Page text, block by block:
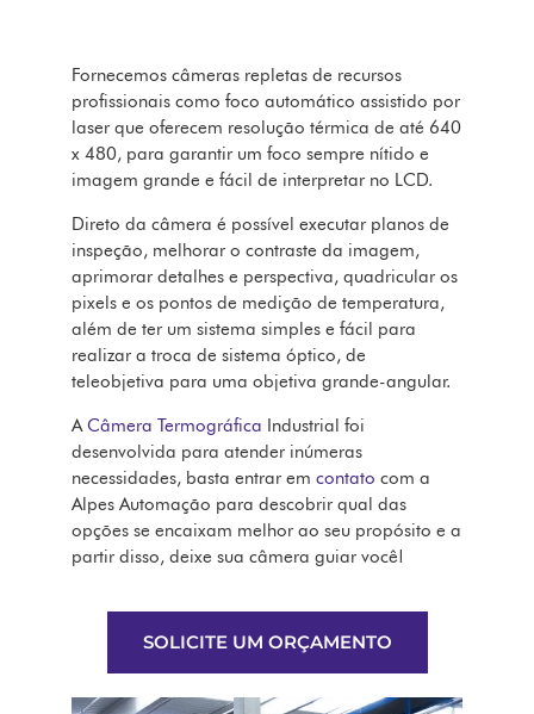
Fornecemos câmeras repletas de recursos
profissionais como foco automático assistido por
laser que oferecem resolução térmica de até 640
x 480, para garantir um foco sempre nítido e
imagem grande e fácil de interpretar no LCD.
Direto da câmera é possível executar planos de
inspeção, melhorar o contraste da imagem,
aprimorar detalhes e perspectiva, quadricular os
pixels e os pontos de medição de temperatura,
além de ter um sistema simples e fácil para
realizar a troca de sistema óptico, de
teleobjetiva para uma objetiva grande-angular.
ACâmera Termográfica Industrial foi
desenvolvida para atender inúmeras
necessidades, basta entrar em contato com a
Alpes Automação para descobrir qual das
opções se encaixam melhor ao seu propósito e a
partir disso, deixe sua câmera guiar você!
SOLICITE UM ORÇAMENTO